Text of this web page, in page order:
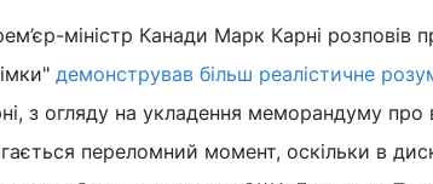
міністр Канади Марк Карні розповів
демонстрував більш реалістичне
з огляду на укладення меморандуму про
переломний момент, оскільки в